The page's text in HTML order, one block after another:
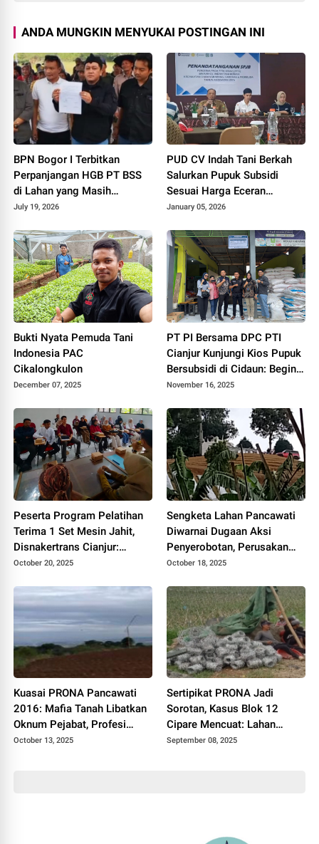
ANDA MUNGKIN MENYUKAI POSTINGAN INI
BPN Bogor I Terbitkan
Perpanjangan HGB PT BSS
di Lahan yang Masih
Dipersoalkan, Begini Kata
July 19, 2026
PUD CV Indah Tani Berkah
Salurkan Pupuk Subsidi
Sesuai Harga Eceran
Tertinggi
January 05, 2026
Bukti Nyata Pemuda Tani
Indonesia PAC
Cikalongkulon
December 07, 2025
PT PI Bersama DPC PTI
Cianjur Kunjungi Kios Pupuk
Bersubsidi di Cidaun: Begini
Kata Ketua Pemuda Tani
November 16, 2025
Peserta Program Pelatihan
Terima 1 Set Mesin Jahit,
Disnakertrans Cianjur:
Manfaatkan Semaksimal
October 20, 2025
Sengketa Lahan Pancawati
Diwarnai Dugaan Aksi
Penyerobotan, Perusakan
dan Pencurian, Pelaku di
October 18, 2025
Kuasai PRONA Pancawati
2016: Mafia Tanah Libatkan
Oknum Pejabat, Profesi
Hukum dan Preman
October 13, 2025
Sertipikat PRONA Jadi
Sorotan, Kasus Blok 12
Cipare Mencuat: Lahan
Petani Pancawati Terancam
September 08, 2025